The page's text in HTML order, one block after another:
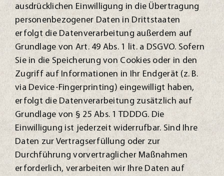
ausdrücklichen Einwilligung in die Übertragung
personenbezogener Daten in Drittstaaten
erfolgt die Datenverarbeitung außerdem auf
Grundlage von Art. 49 Abs. 1 lit. a DSGVO. Sofern
Sie in die Speicherung von Cookies oder in den
Zugriff auf Informationen in Ihr Endgerät (z. B.
via Device-Fingerprinting) eingewilligt haben,
erfolgt die Datenverarbeitung zusätzlich auf
Grundlage von § 25 Abs. 1 TDDDG. Die
Einwilligung ist jederzeit widerrufbar. Sind Ihre
Daten zur Vertragserfüllung oder zur
Durchführung vorvertraglicher Maßnahmen
erforderlich, verarbeiten wir Ihre Daten auf